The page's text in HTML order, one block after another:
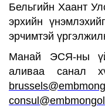
Бельгийн Хаант
эрхийн
эрчимтэй
Манай ЭСЯ-ны
аливаа санал